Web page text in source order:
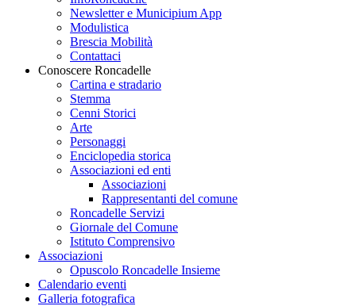
Newsletter e Municipium App
Modulistica
Brescia Mobilità
Contattaci
Conoscere Roncadelle
Cartina e stradario
Stemma
Cenni Storici
Arte
Personaggi
Enciclopedia storica
Associazioni ed enti
Associazioni
Rappresentanti del comune
Roncadelle Servizi
Giornale del Comune
Istituto Comprensivo
Associazioni
Opuscolo Roncadelle Insieme
Calendario eventi
Galleria fotografica